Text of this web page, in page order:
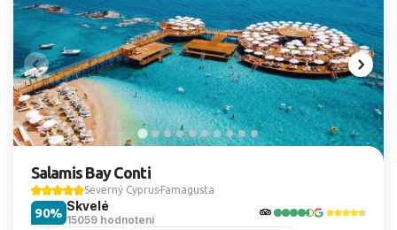
Salamis Bay Conti
Severný Cyprus Famagusta
Skvelé
15059 hodnotení
90%